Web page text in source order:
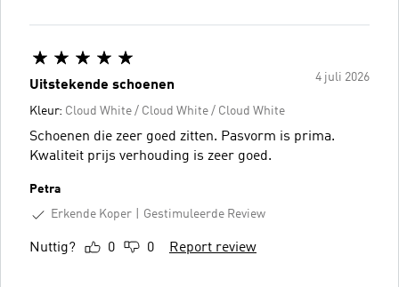
4 juli 2026
Uitstekende schoenen
Kleur: Cloud White / Cloud White / Cloud White
Schoenen die zeer goed zitten. Pasvorm is prima.
Kwaliteit prijs verhouding is zeer goed.
Petra
Erkende Koper
Gestimuleerde Review
Nuttig? 0 0 Report review